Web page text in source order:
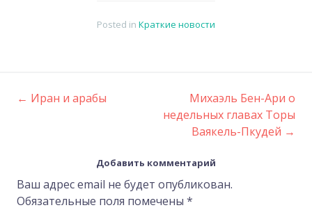
Posted in Краткие новости
Post
navigation
← Иран и арабы
Михаэль Бен-Ари о
недельных главах Торы
Ваякель-Пкудей →
Добавить комментарий
Ваш адрес email не будет опубликован.
Обязательные поля помечены *